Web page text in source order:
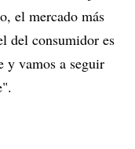
el mercado más
del consumidor es
y vamos a seguir